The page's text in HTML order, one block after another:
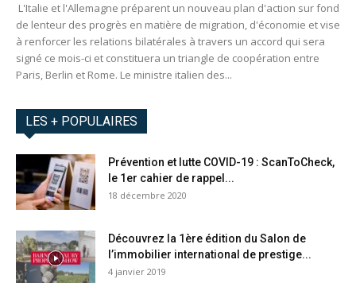
L'Italie et l'Allemagne préparent un nouveau plan d'action sur fond
de lenteur des progrès en matière de migration, d'économie et vise
à renforcer les relations bilatérales à travers un accord qui sera
signé ce mois-ci et constituera un triangle de coopération entre
Paris, Berlin et Rome. Le ministre italien des...
LES + POPULAIRES
Prévention et lutte COVID-19 : ScanToCheck,
le 1er cahier de rappel...
18 décembre 2020
Découvrez la 1ère édition du Salon de
l’immobilier international de prestige...
4 janvier 2019